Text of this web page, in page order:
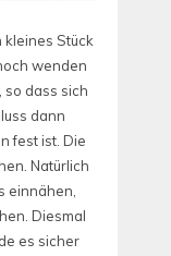
kleines Stück
wenden
so dass sich
dann
fest ist. Die
Natürlich
einnähen,
Diesmal
es sicher